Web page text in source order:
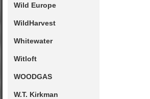
Wild Europe
WildHarvest
Whitewater
Witloft
WOODGAS
W.T. Kirkman